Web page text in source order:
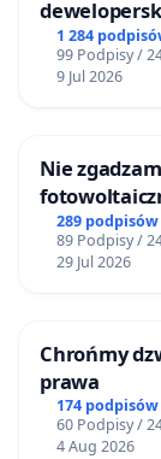
Bulwarów
1 284
99 Podpisy /
9 Jul 2026
Nie
mieszkańców
289 podpisów
89 Podpisy /
29 Jul 2026
Chrońmy
prawa
174 podpisów
60 Podpisy /
4 Aug 2026